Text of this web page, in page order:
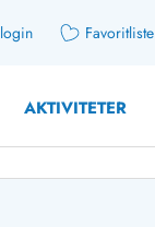
Favoritliste
AKTIVITETER